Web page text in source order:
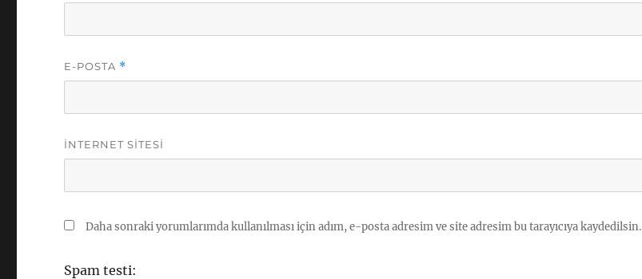
E-POSTA *
İNTERNET SITESI
Daha sonraki yorumlarımda kullanılması için adım, e-posta adresim ve site adresim bu tarayıcıya kaydedilsin.
Spam testi: